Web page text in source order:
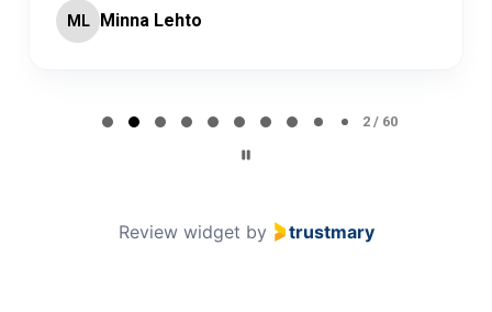
ML Minna Lehto
2 / 60
Review widget by trustmary